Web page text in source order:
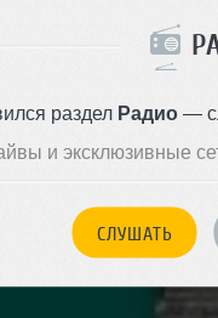
раздел Радио—
и эксклюзивные
СЛУШАТЬ